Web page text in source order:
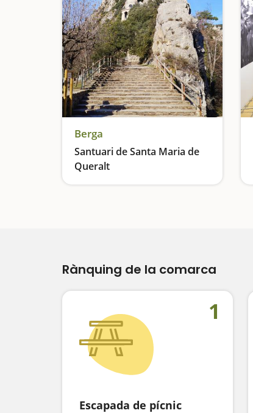
Berga
Santuari de Santa Maria de
Queralt
Un mirador excepcional
Rànquing de la comarca
1
Escapada de pícnic